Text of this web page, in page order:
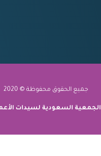
جميع الحقوق محفوظة © 2020
الجمعية السعودية لسيدات